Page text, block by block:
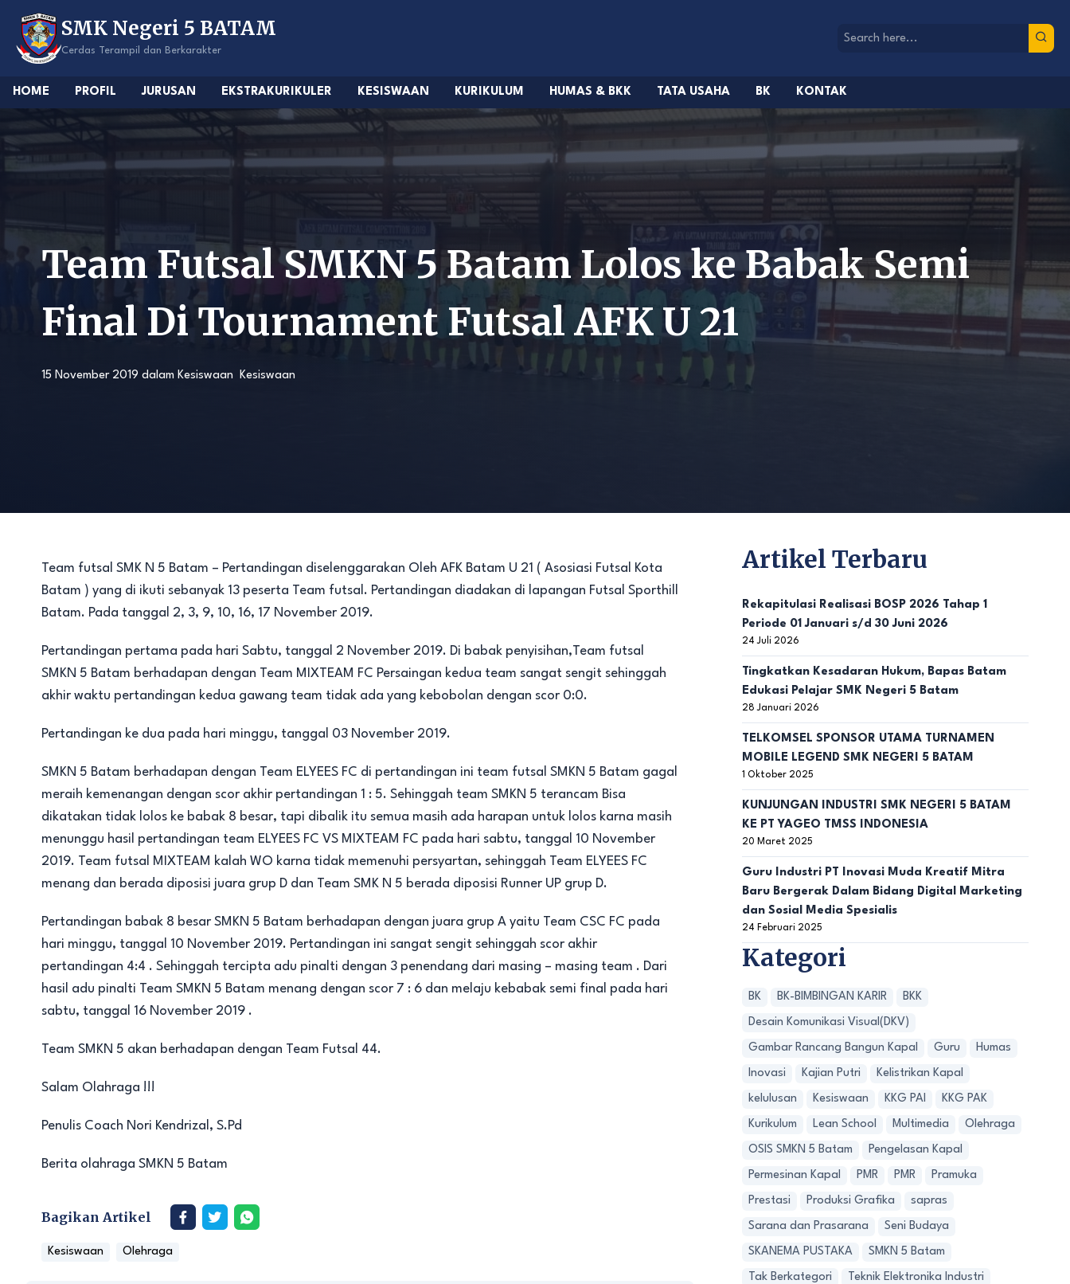
content
SMK Negeri 5 BATAM
Cerdas Terampil dan Berkarakter
HOME PROFIL JURUSAN EKSTRAKURIKULER KESISWAAN KURIKULUM HUMAS & BKK TATA USAHA BK KONTAK
Team Futsal SMKN 5 Batam Lolos ke Babak Semi
Final Di Tournament Futsal AFK U 21
15 November 2019 dalam Kesiswaan Kesiswaan
Team futsal SMK N 5 Batam – Pertandingan diselenggarakan Oleh AFK Batam U 21 ( Asosiasi Futsal Kota
Batam ) yang di ikuti sebanyak 13 peserta Team futsal. Pertandingan diadakan di lapangan Futsal Sporthill
Batam. Pada tanggal 2, 3, 9, 10, 16, 17 November 2019.
Pertandingan pertama pada hari Sabtu, tanggal 2 November 2019. Di babak penyisihan,Team futsal
SMKN 5 Batam berhadapan dengan Team MIXTEAM FC Persaingan kedua team sangat sengit sehinggah
akhir waktu pertandingan kedua gawang team tidak ada yang kebobolan dengan scor 0:0.
Pertandingan ke dua pada hari minggu, tanggal 03 November 2019.
SMKN 5 Batam berhadapan dengan Team ELYEES FC di pertandingan ini team futsal SMKN 5 Batam gagal
meraih kemenangan dengan scor akhir pertandingan 1 : 5. Sehinggah team SMKN 5 terancam Bisa
dikatakan tidak lolos ke babak 8 besar, tapi dibalik itu semua masih ada harapan untuk lolos karna masih
menunggu hasil pertandingan team ELYEES FC VS MIXTEAM FC pada hari sabtu, tanggal 10 November
2019. Team futsal MIXTEAM kalah WO karna tidak memenuhi persyartan, sehinggah Team ELYEES FC
menang dan berada diposisi juara grup D dan Team SMK N 5 berada diposisi Runner UP grup D.
Pertandingan babak 8 besar SMKN 5 Batam berhadapan dengan juara grup A yaitu Team CSC FC pada
hari minggu, tanggal 10 November 2019. Pertandingan ini sangat sengit sehinggah scor akhir
pertandingan 4:4 . Sehinggah tercipta adu pinalti dengan 3 penendang dari masing – masing team . Dari
hasil adu pinalti Team SMKN 5 Batam menang dengan scor 7 : 6 dan melaju kebabak semi final pada hari
sabtu, tanggal 16 November 2019 .
Team SMKN 5 akan berhadapan dengan Team Futsal 44.
Salam Olahraga !!!
Penulis Coach Nori Kendrizal, S.Pd
Berita olahraga SMKN 5 Batam
Bagikan Artikel
Kesiswaan Olehraga
Artikel Terbaru
Rekapitulasi Realisasi BOSP 2026 Tahap 1
Periode 01 Januari s/d 30 Juni 2026
24 Juli 2026
Tingkatkan Kesadaran Hukum, Bapas Batam
Edukasi Pelajar SMK Negeri 5 Batam
28 Januari 2026
TELKOMSEL SPONSOR UTAMA TURNAMEN
MOBILE LEGEND SMK NEGERI 5 BATAM
1 Oktober 2025
KUNJUNGAN INDUSTRI SMK NEGERI 5 BATAM
KE PT YAGEO TMSS INDONESIA
20 Maret 2025
Guru Industri PT Inovasi Muda Kreatif Mitra
Baru Bergerak Dalam Bidang Digital Marketing
dan Sosial Media Spesialis
24 Februari 2025
Kategori
BK BK-BIMBINGAN KARIR BKK
Desain Komunikasi Visual(DKV)
Gambar Rancang Bangun Kapal Guru Humas
Inovasi Kajian Putri Kelistrikan Kapal
kelulusan Kesiswaan KKG PAI KKG PAK
Kurikulum Lean School Multimedia Olehraga
OSIS SMKN 5 Batam Pengelasan Kapal
Permesinan Kapal PMR PMR Pramuka
Prestasi Produksi Grafika sapras
Sarana dan Prasarana Seni Budaya
SKANEMA PUSTAKA SMKN 5 Batam
Tak Berkategori Teknik Elektronika Industri